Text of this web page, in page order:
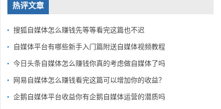
热评文章
搜狐自媒体怎么赚钱先等等看完这篇也不迟
自媒体平台有哪些新手入门篇附送自媒体视频教程
今日头条自媒体怎么赚钱你真的考虑做自媒体了吗
网易自媒体怎么赚钱看完这篇可以增加你的收益？
企鹅自媒体平台收益你有企鹅自媒体运营的潜质吗